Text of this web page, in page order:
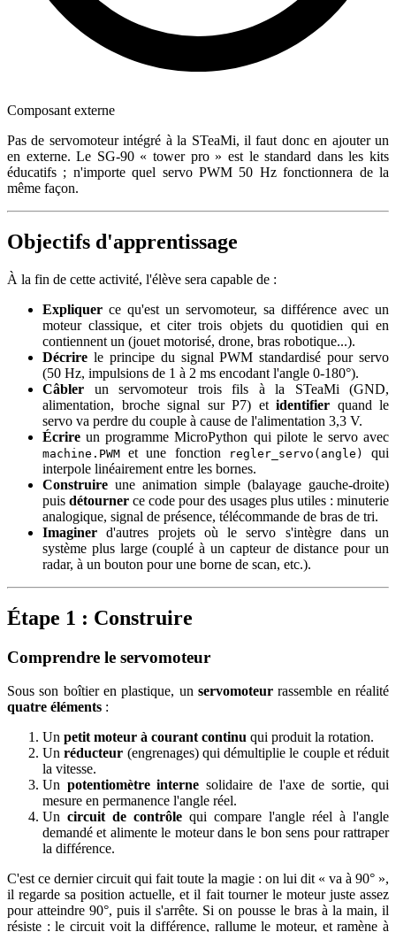
Composant externe
Pas de servomoteur intégré à la STeaMi, il faut donc en ajouter un
en externe. Le SG-90 « tower pro » est le standard dans les kits
éducatifs ; n'importe quel servo PWM 50 Hz fonctionnera de la
même façon.
Objectifs d'apprentissage
À la fin de cette activité, l'élève sera capable de :
Expliquer ce qu'est un servomoteur, sa différence avec un
moteur classique, et citer trois objets du quotidien qui en
contiennent un (jouet motorisé, drone, bras robotique...).
Décrire le principe du signal PWM standardisé pour servo
(50 Hz, impulsions de 1 à 2 ms encodant l'angle 0-180°).
Câbler un servomoteur trois fils à la STeaMi (GND,
alimentation, broche signal sur P7) et identifier quand le
servo va perdre du couple à cause de l'alimentation 3,3 V.
Écrire un programme MicroPython qui pilote le servo avec
machine.PWM et une fonction regler_servo(angle)
qui
interpole linéairement entre les bornes.
Construire une animation simple (balayage gauche-droite)
puis détourner ce code pour des usages plus utiles : minuterie
analogique, signal de présence, télécommande de bras de tri.
Imaginer d'autres projets où le servo s'intègre dans un
système plus large (couplé à un capteur de distance pour un
radar, à un bouton pour une borne de scan, etc.).
Étape 1 : Construire
Comprendre le servomoteur
Sous son boîtier en plastique, un servomoteur rassemble en réalité
quatre éléments :
Un petit moteur à courant continu qui produit la rotation.
Unréducteur (engrenages) qui démultiplie le couple et réduit
la vitesse.
Un potentiomètre interne solidaire de l'axe de sortie, qui
mesure en permanence l'angle réel.
Un circuit de contrôle qui compare l'angle réel à l'angle
demandé et alimente le moteur dans le bon sens pour rattraper
la différence.
C'est ce dernier circuit qui fait toute la magie : on lui dit « va à 90° »,
il regarde sa position actuelle, et il fait tourner le moteur juste assez
pour atteindre 90°, puis il s'arrête. Si on pousse le bras à la main, il
résiste : le circuit voit la différence, rallume le moteur, et ramène à